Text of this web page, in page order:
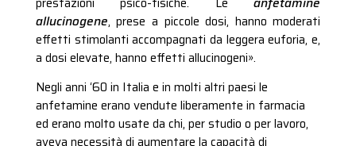
allucinogene, prese a piccole dosi, hanno moderati
effetti stimolanti accompagnati da leggera euforia, e,
a dosi elevate, hanno effetti allucinogeni».
Negli anni ‘60 in Italia e in molti altri paesi le
anfetamine erano vendute liberamente in farmacia
ed erano molto usate da chi, per studio o per lavoro,
aveva necessità di aumentare la capacità di